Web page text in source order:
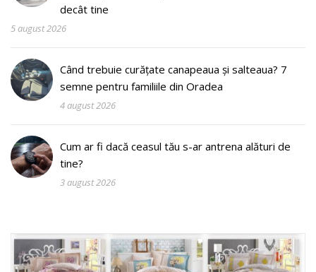
decât tine
5 august 2026
Când trebuie curățate canapeaua și salteaua? 7
semne pentru familiile din Oradea
4 august 2026
Cum ar fi dacă ceasul tău s-ar antrena alături de
tine?
3 august 2026